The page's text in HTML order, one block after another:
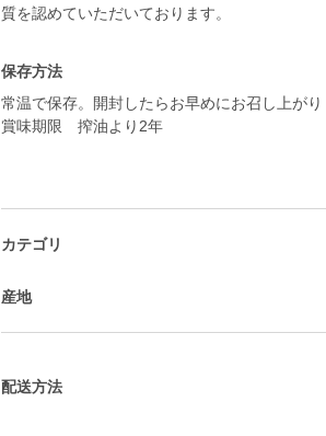
質を認めていただいております。
保存方法
常温で保存。開封したらお早めにお召し上がり
賞味期限 搾油より2年
カテゴリ
産地
配送方法